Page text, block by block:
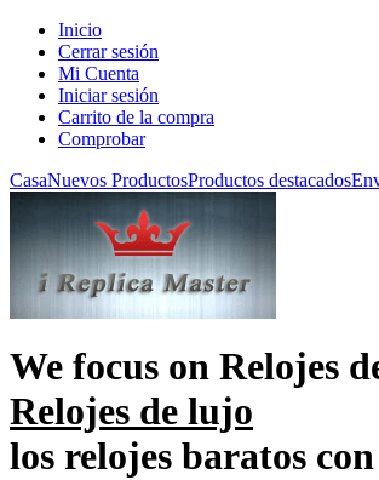
Inicio
Cerrar sesión
Mi Cuenta
Iniciar sesión
Carrito de la compra
Comprobar
CasaNuevos ProductosProductos destacados
We focus on Relojes
Relojes de lujo
los relojes baratos